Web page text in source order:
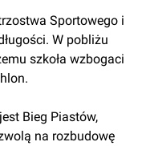
W pobliżu
szkoła wzbogaci
na rozbudowę